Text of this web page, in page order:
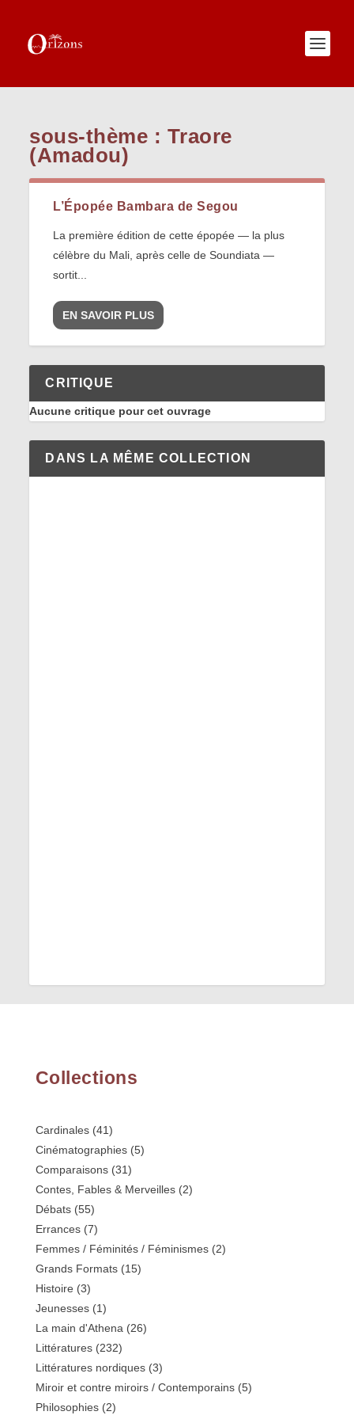
sous-thème : Traore
(Amadou)
L’Épopée Bambara de Segou
La première édition de cette épopée — la plus
célèbre du Mali, après celle de Soundiata —
sortit...
EN SAVOIR PLUS
CRITIQUE
Aucune critique pour cet ouvrage
DANS LA MÊME COLLECTION
Collections
Cardinales(41)
Cinématographies(5)
Comparaisons(31)
Contes, Fables & Merveilles(2)
Débats(55)
Errances(7)
Femmes / Féminités / Féminismes(2)
Grands Formats(15)
Histoire (3)
Jeunesses(1)
La main d'Athena (26)
Littératures(232)
Littératures nordiques(3)
Miroir et contre miroirs / Contemporains(5)
Philosophies(2)